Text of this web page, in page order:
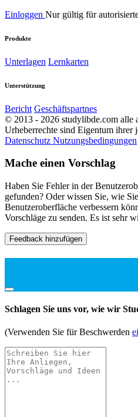
Einloggen Nur gültig für
Produkte
Unterlagen Lernkarten
Unterstützung
Bericht Geschäftspartnes
© 2013 - 2026 studylibde.com alle
Urheberrechte sind Eigentum ihrer
Datenschutz Nutzungsbedingungen
Mache einen Vorschlag
Haben Sie Fehler in der
gefunden? Oder wissen Sie, wie
Benutzeroberfläche verbessern
Vorschläge zu senden. Es ist sehr
Feedback hinzufügen
Schlagen Sie uns vor, wie wir
(Verwenden Sie für Beschwerden